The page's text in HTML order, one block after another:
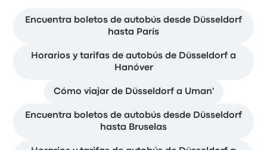
Encuentra boletos de autobús desde Düsseldorf
hasta París
Horarios y tarifas de autobús de Düsseldorf a
Hanóver
Cómo viajar de Düsseldorf a Uman'
Encuentra boletos de autobús desde Düsseldorf
hasta Bruselas